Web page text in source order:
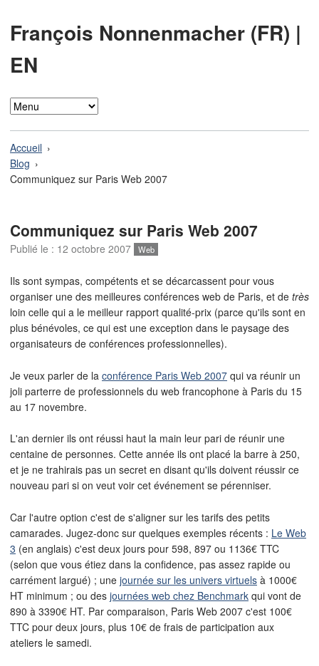
François Nonnenmacher (FR) |
EN
Accueil
Blog
Communiquez sur Paris Web 2007
Communiquez sur Paris Web 2007
Publié le : 12 octobre 2007 Web
Ils sont sympas, compétents et se décarcassent pour vous
organiser une des meilleures conférences web de Paris, et de très
loin celle qui a le meilleur rapport qualité-prix (parce qu'ils sont en
plus bénévoles, ce qui est une exception dans le paysage des
organisateurs de conférences professionnelles).
Je veux parler de la conférence Paris Web 2007 qui va réunir un
joli parterre de professionnels du web francophone à Paris du 15
au 17 novembre.
L'an dernier ils ont réussi haut la main leur pari de réunir une
centaine de personnes. Cette année ils ont placé la barre à 250,
et je ne trahirais pas un secret en disant qu'ils doivent réussir ce
nouveau pari si on veut voir cet événement se pérenniser.
Car l'autre option c'est de s'aligner sur les tarifs des petits
camarades. Jugez-donc sur quelques exemples récents : Le Web
3 (en anglais) c'est deux jours pour 598, 897 ou 1136€ TTC
(selon que vous étiez dans la confidence, pas assez rapide ou
carrément largué) ; une journée sur les univers virtuels à 1000€
HT minimum ; ou des journées web chez Benchmark qui vont de
890 à 3390€ HT. Par comparaison, Paris Web 2007 c'est 100€
TTC pour deux jours, plus 10€ de frais de participation aux
ateliers le samedi.